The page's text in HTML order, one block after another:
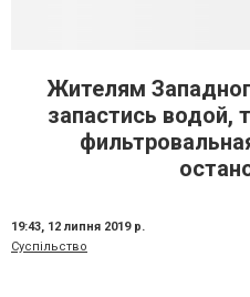
Жителям
запастись водой,
19:43, 12 липня 2019 р.
Суспільство